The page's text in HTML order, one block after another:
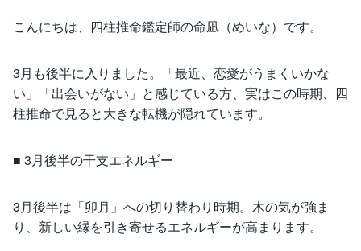
こんにちは、四柱推命鑑定師の命凪（めいな）です。
3月も後半に入りました。「最近、恋愛がうまくいかな
い」「出会いがない」と感じている方、実はこの時期、四
柱推命で見ると大きな転機が隠れています。
■ 3月後半の干支エネルギー
3月後半は「卯月」への切り替わり時期。木の気が強ま
り、新しい縁を引き寄せるエネルギーが高まります。